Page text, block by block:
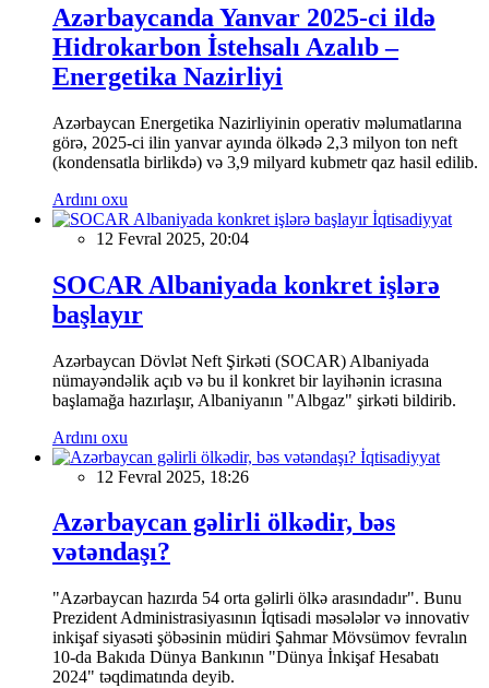
Azərbaycanda Yanvar 2025-ci ildə
Hidrokarbon İstehsalı Azalıb –
Energetika Nazirliyi
Azərbaycan Energetika Nazirliyinin operativ məlumatlarına
görə, 2025-ci ilin yanvar ayında ölkədə 2,3 milyon ton neft
(kondensatla birlikdə) və 3,9 milyard kubmetr qaz hasil edilib.
Ardını oxu
İqtisadiyyat
12 Fevral 2025, 20:04
SOCAR Albaniyada konkret işlərə
başlayır
Azərbaycan Dövlət Neft Şirkəti (SOCAR) Albaniyada
nümayəndəlik açıb və bu il konkret bir layihənin icrasına
başlamağa hazırlaşır, Albaniyanın "Albgaz" şirkəti bildirib.
Ardını oxu
İqtisadiyyat
12 Fevral 2025, 18:26
Azərbaycan gəlirli ölkədir, bəs
vətəndaşı?
"Azərbaycan hazırda 54 orta gəlirli ölkə arasındadır". Bunu
Prezident Administrasiyasının İqtisadi məsələlər və innovativ
inkişaf siyasəti şöbəsinin müdiri Şahmar Mövsümov fevralın
10-da Bakıda Dünya Bankının "Dünya İnkişaf Hesabatı
2024" təqdimatında deyib.